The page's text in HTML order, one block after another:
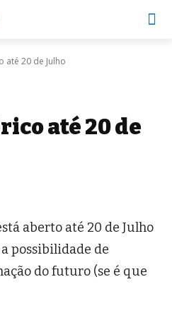
até 20 de Julho
até 20 de
aberto até 20 de Julho
possibilidade de
do futuro (se é que